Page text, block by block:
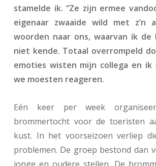
stamelde ik. “Ze zijn ermee
eigenaar zwaaide wild met z’n
woorden naar ons, waarvan ik de
niet kende. Totaal overrompeld
emoties wisten mijn collega en
we moesten reageren.
Eén keer per week
brommertocht voor de toeristen
kust. In het voorseizoen verliep
problemen. De groep bestond dan